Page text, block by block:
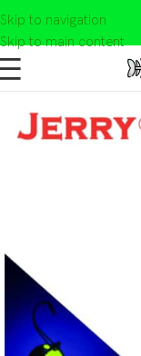
Skip to navigation
Skip to main content